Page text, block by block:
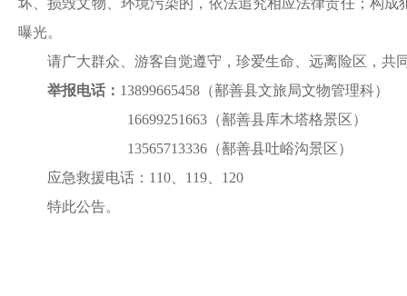
坏、损毁文物
环境污染的， 依法追究相应法律责任；构成
曝光。
请广大群众、游客自觉遵守，珍爱生命、远离险区，共
举报电话： 13899665458（鄯善县文旅局文物管理科）
16699251663（鄯善县库木塔格景区）
13565713336（鄯善县吐峪沟景区）
应急救援电话： 110、119、120
特此公告。